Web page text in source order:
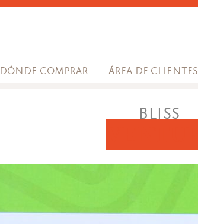
DÓNDE COMPRAR ÁREA DE CLIENTES
BLISS